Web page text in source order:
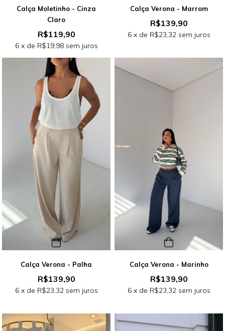
Calça Moletinho - Cinza
Claro
R$119,90
6 x de R$19,98 sem juros
Calça Verona - Marrom
R$139,90
6 x de R$23,32 sem juros
Calça Verona - Palha
R$139,90
6 x de R$23,32 sem juros
Calça Verona - Marinho
R$139,90
6 x de R$23,32 sem juros